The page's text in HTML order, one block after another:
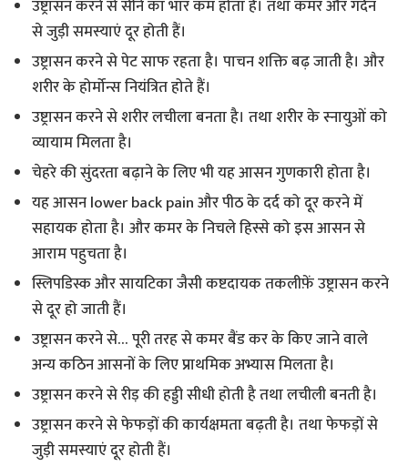
उष्ट्रासन करने से सीने का भार कम होता है। तथा कमर और गर्दन
से जुड़ी समस्याएं दूर होती हैं।
उष्ट्रासन करने से पेट साफ रहता है। पाचन शक्ति बढ़ जाती है। और
शरीर के होर्मोन्स नियंत्रित होते हैं।
उष्ट्रासन करने से शरीर लचीला बनता है। तथा शरीर के स्नायुओं को
व्यायाम मिलता है।
चेहरे की सुंदरता बढ़ाने के लिए भी यह आसन गुणकारी होता है।
यह आसन lower back pain और पीठ के दर्द को दूर करने में
सहायक होता है। और कमर के निचले हिस्से को इस आसन से
आराम पहुचता है।
स्लिपडिस्क और सायटिका जैसी कष्टदायक तकलीफ़ें उष्ट्रासन करने
से दूर हो जाती हैं।
उष्ट्रासन करने से… पूरी तरह से कमर बैंड कर के किए जाने वाले
अन्य कठिन आसनों के लिए प्राथमिक अभ्यास मिलता है।
उष्ट्रासन करने से रीड़ की हड्डी सीधी होती है तथा लचीली बनती है।
उष्ट्रासन करने से फेफड़ों की कार्यक्षमता बढ़ती है। तथा फेफड़ों से
जुड़ी समस्याएं दूर होती हैं।